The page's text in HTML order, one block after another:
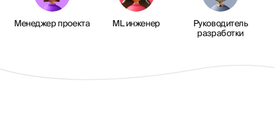
Менеджер проекта ML инженер Руководитель
разработки